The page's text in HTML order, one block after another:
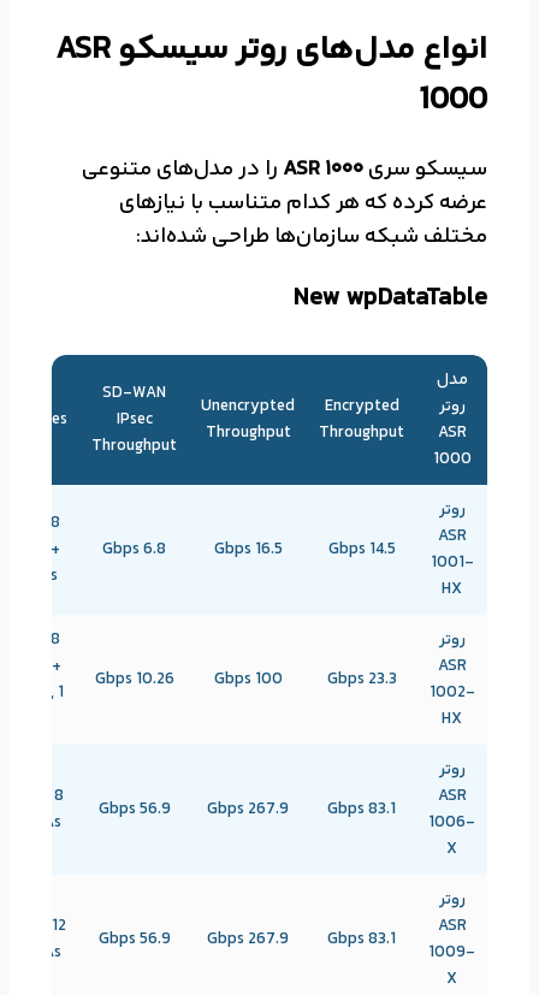
انواع مدل‌های روتر سیسکو ASR
1000
سیسکو سریASR 1000 را در مدل‌های متنوعی
عرضه کرده که هر کدام متناسب با نیازهای
مختلف شبکه سازمان‌ها طراحی شده‌اند:
New wpDataTable
مدل
روتر
ASR
1000
Encrypted
Throughput
Unencrypted
Throughput
SD-WAN
IPsec
Throughput
Modules
روتر
ASR
1001-
HX
14.5 Gbps
16.5 Gbps
6.8 Gbps
4SFP+
ports
روتر
ASR
1002-
HX
23.3 Gbps
100 Gbps
10.26 Gbps
8SFP+
ports, 1
روتر
ASR
1006-
X
83.1 Gbps
267.9 Gbps
56.9 Gbps
4 EPAs
روتر
ASR
1009-
X
83.1 Gbps
267.9 Gbps
56.9 Gbps
6 EPAs